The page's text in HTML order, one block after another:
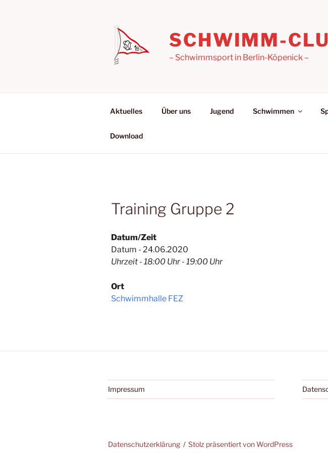
SCHWIMM-
– Schwimmsport in Berlin-Köpenick –
Aktuelles Über uns Jugend Schwimmen
Download
Training Gruppe 2
Datum/Zeit
Datum - 24.06.2020
Uhrzeit - 18:00 Uhr - 19:00 Uhr
Ort
Schwimmhalle FEZ
Impressum
Datenschutzerklärung Stolz präsentiert von WordPress